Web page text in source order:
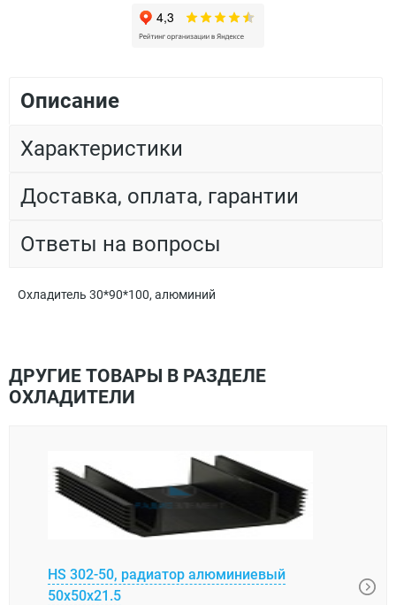
Описание
Характеристики
Доставка, оплата, гарантии
Ответы на вопросы
Охладитель 30*90*100, алюминий
ДРУГИЕ ТОВАРЫ В РАЗДЕЛЕ
ОХЛАДИТЕЛИ
HS 302-50, радиатор алюминиевый
50x50x21.5